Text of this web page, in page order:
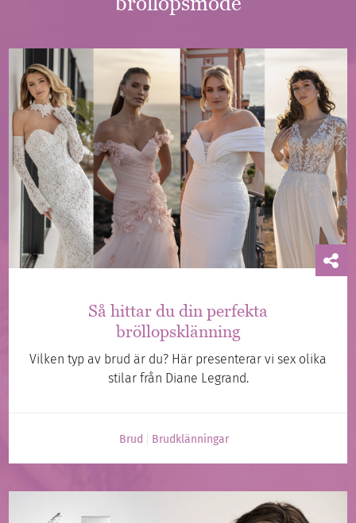
Så hittar du din perfekta
bröllopsklänning
Vilken typ av brud är du? Här presenterar vi sex olika
stilar från Diane Legrand.
Brud Brudklänningar